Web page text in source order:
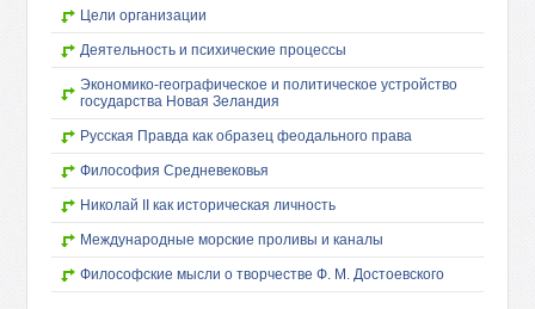
Цели организации
Деятельность и психические процессы
Экономико-географическое и политическое устройство
государства Новая Зеландия
Русская Правда как образец феодального права
Философия Средневековья
Николай II как историческая личность
Международные морские проливы и каналы
Философские мысли о творчестве Ф. М. Достоевского